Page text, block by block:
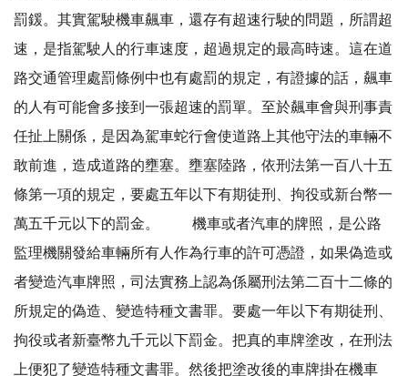
罰鍰。其實駕駛機車飆車，還存有超速行駛的問題，所謂超
速，是指駕駛人的行車速度，超過規定的最高時速。這在道
路交通管理處罰條例中也有處罰的規定，有證據的話，飆車
的人有可能會多接到一張超速的罰單。至於飆車會與刑事責
任扯上關係，是因為駕車蛇行會使道路上其他守法的車輛不
敢前進，造成道路的壅塞。壅塞陸路，依刑法第一百八十五
條第一項的規定，要處五年以下有期徒刑、拘役或新台幣一
萬五千元以下的罰金。 機車或者汽車的牌照，是公路
監理機關發給車輛所有人作為行車的許可憑證，如果偽造或
者變造汽車牌照，司法實務上認為係屬刑法第二百十二條的
所規定的偽造、變造特種文書罪。要處一年以下有期徒刑、
拘役或者新臺幣九千元以下罰金。把真的車牌塗改，在刑法
上便犯了變造特種文書罪。然後把塗改後的車牌掛在機車